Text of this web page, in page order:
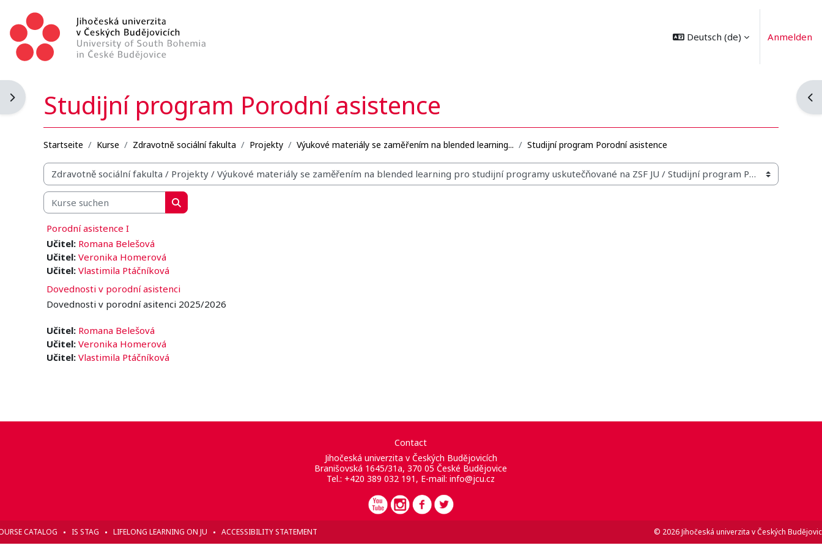
Deutsch ‎(de)‎ Anmelden
Blockleiste öffnenStudijní program Porodní asistence
Startseite Kurse Zdravotně sociální fakulta Projekty Výukové materiály se zaměřením na blended learning... Studijní program Porodní asistence
Kursbereiche
Kurse suchen
Kurse suchen
Porodní asistence I
Učitel: Romana Belešová
Učitel: Veronika Homerová
Učitel: Vlastimila Ptáčníková
Dovednosti v porodní asistenci
Dovednosti v porodní asitenci 2025/2026
Učitel: Romana Belešová
Učitel: Veronika Homerová
Učitel: Vlastimila Ptáčníková
Contact
Jihočeská univerzita v Českých Budějovicích
Branišovská 1645/31a, 370 05 České Budějovice
Tel.: +420 389 032 191, E-mail: info@jcu.cz
CATALOG IS STAG LIFELONG LEARNING ON JU ACCESSIBILITY STATEMENT © 2026 Jihočeská univerzita v Českých